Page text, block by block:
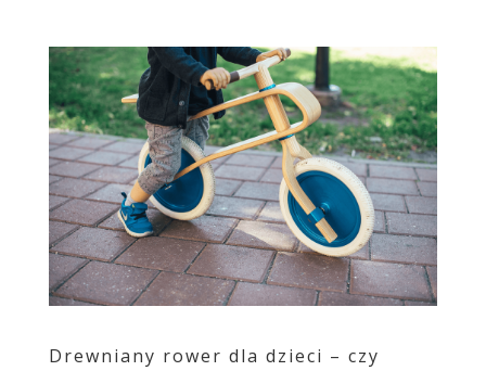
Drewniany rower dla dzieci – czy